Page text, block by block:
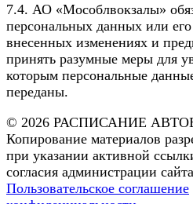
7.4. АО «Мособлвокзалы»
персональных данных или его
внесенных изменениях и
принять разумные меры для
которым персональные
переданы.
© 2026 РАСПИСАНИЕ
Копирование материалов
при указании активной
согласия администрации
Пользовательское соглашение